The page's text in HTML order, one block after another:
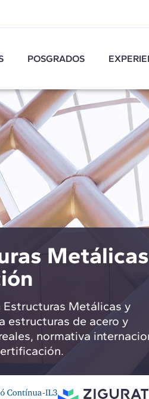
POSGRADOS
Metálicas y
estructuras de acero y
normativa